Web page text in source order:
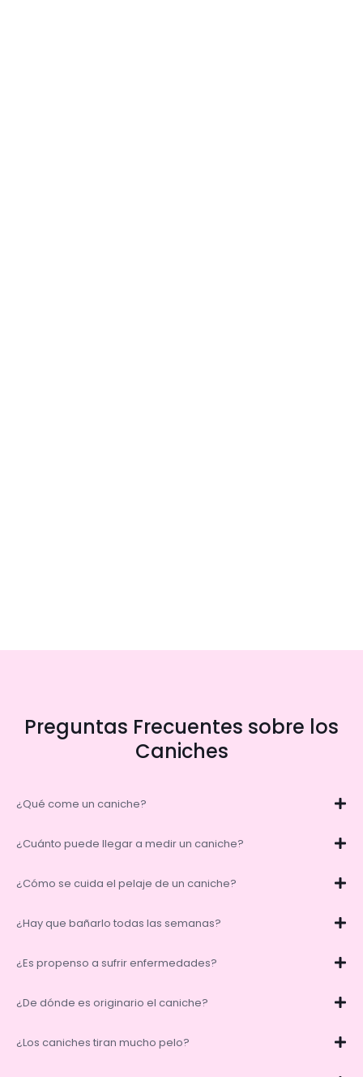
Preguntas Frecuentes sobre los
Caniches
¿Qué come un caniche?
¿Cuánto puede llegar a medir un caniche?
¿Cómo se cuida el pelaje de un caniche?
¿Hay que bañarlo todas las semanas?
¿Es propenso a sufrir enfermedades?
¿De dónde es originario el caniche?
¿Los caniches tiran mucho pelo?